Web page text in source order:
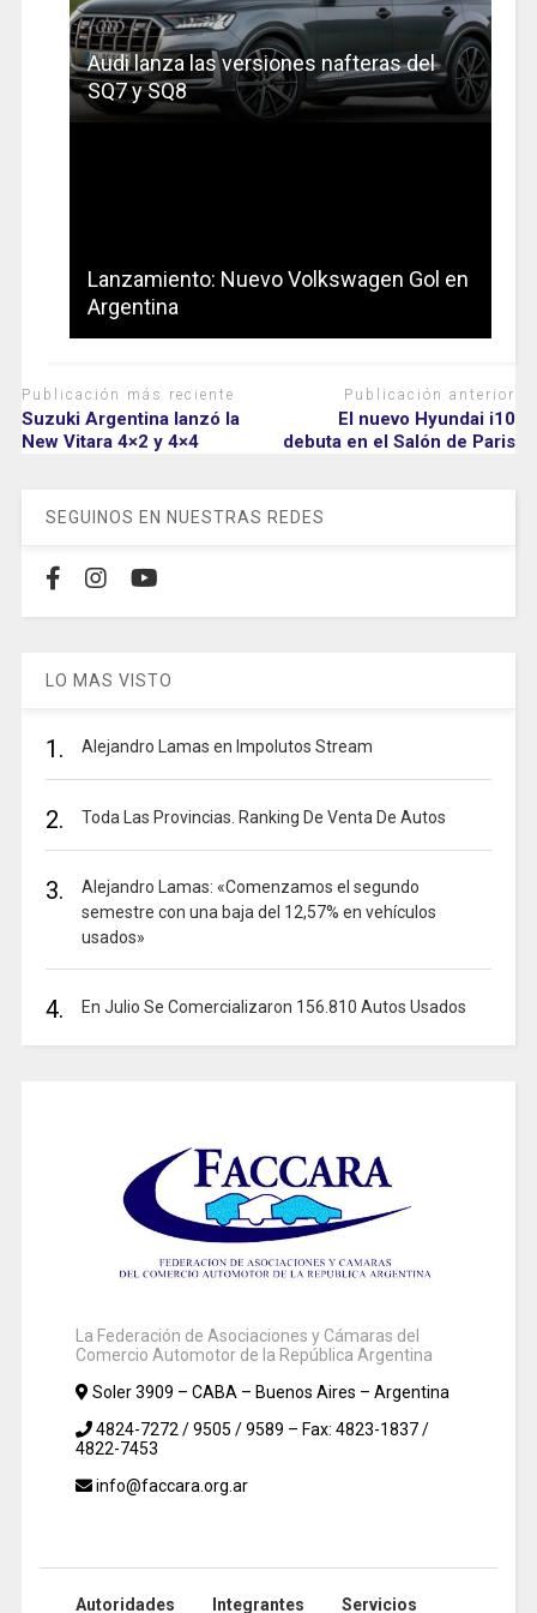
Audi lanza las versiones nafteras del
SQ7 y SQ8
Lanzamiento: Nuevo Volkswagen Gol en
Argentina
Publicación más reciente
Suzuki Argentina lanzó la
New Vitara 4×2 y 4×4
Publicación anterior
El nuevo Hyundai i10
debuta en el Salón de Paris
SEGUINOS EN NUESTRAS REDES
LO MAS VISTO
1. Alejandro Lamas en Impolutos Stream
2. Toda Las Provincias. Ranking De Venta De Autos
3.
Alejandro Lamas: «Comenzamos el segundo
semestre con una baja del 12,57% en vehículos
usados»
4. En Julio Se Comercializaron 156.810 Autos Usados
La Federación de Asociaciones y Cámaras del
Comercio Automotor de la República Argentina
Soler 3909 – CABA – Buenos Aires – Argentina
4824-7272 / 9505 / 9589 – Fax: 4823-1837 /
4822-7453
info@faccara.org.ar
Autoridades Integrantes Servicios